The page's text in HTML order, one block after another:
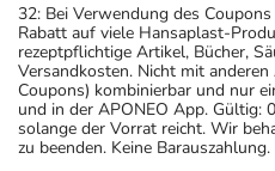
32: Bei Verwendung des
Rabatt auf viele Hansaplast-
rezeptpflichtige Artikel, Bücher,
Versandkosten. Nicht mit
Coupons) kombinierbar und nur
und in der APONEO App. Gültig:
solange der Vorrat reicht. Wir
zu beenden. Keine Barauszahlung.